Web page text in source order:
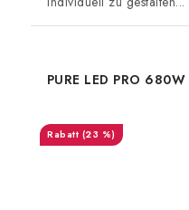
PURE LED PRO 680W
(23 %)